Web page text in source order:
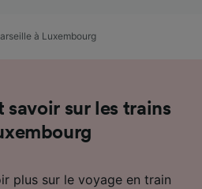
à Luxembourg
sur les trains
plus sur le voyage en train